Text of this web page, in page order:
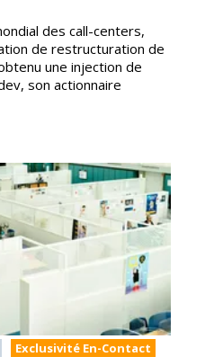
des call-centers,
de restructuration de
une injection de
son actionnaire
Exclusivité En-Contact